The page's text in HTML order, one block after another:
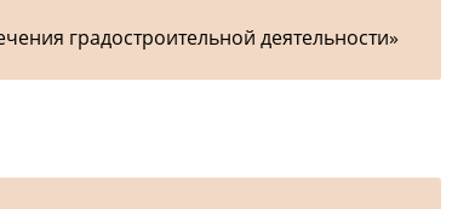
градостроительной деятельности»